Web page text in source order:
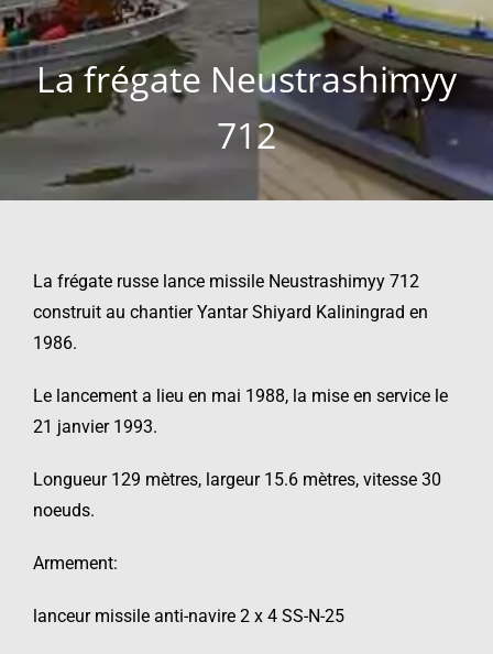
La frégate Neustrashimyy
712
La frégate russe lance missile Neustrashimyy 712
construit au chantier Yantar Shiyard Kaliningrad en
1986.
Le lancement a lieu en mai 1988, la mise en service le
21 janvier 1993.
Longueur 129 mètres, largeur 15.6 mètres, vitesse 30
noeuds.
Armement:
lanceur missile anti-navire 2 x 4 SS-N-25